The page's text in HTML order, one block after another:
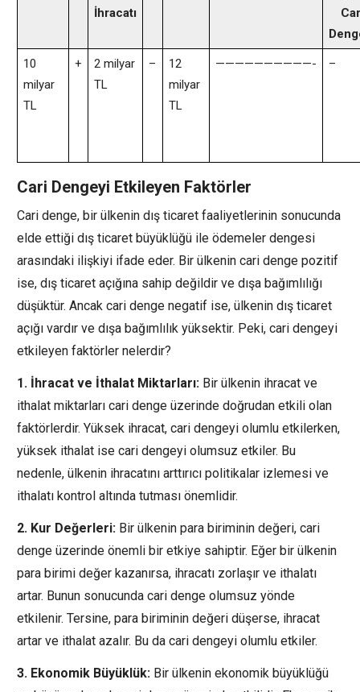
İhracatı
10
milyar
TL
+
2 milyar
TL
–
12
milyar
TL
——————————- –
Cari Dengeyi Etkileyen Faktörler
Cari denge, bir ülkenin dış ticaret faaliyetlerinin sonucunda
elde ettiği dış ticaret büyüklüğü ile ödemeler dengesi
arasındaki ilişkiyi ifade eder. Bir ülkenin cari denge pozitif
ise, dış ticaret açığına sahip değildir ve dışa bağımlılığı
düşüktür. Ancak cari denge negatif ise, ülkenin dış ticaret
açığı vardır ve dışa bağımlılık yüksektir. Peki, cari dengeyi
etkileyen faktörler nelerdir?
1. İhracat ve İthalat Miktarları: Bir ülkenin ihracat ve
ithalat miktarları cari denge üzerinde doğrudan etkili olan
faktörlerdir. Yüksek ihracat, cari dengeyi olumlu etkilerken,
yüksek ithalat ise cari dengeyi olumsuz etkiler. Bu
nedenle, ülkenin ihracatını arttırıcı politikalar izlemesi ve
ithalatı kontrol altında tutması önemlidir.
2. Kur Değerleri: Bir ülkenin para biriminin değeri, cari
denge üzerinde önemli bir etkiye sahiptir. Eğer bir ülkenin
para birimi değer kazanırsa, ihracatı zorlaşır ve ithalatı
artar. Bunun sonucunda cari denge olumsuz yönde
etkilenir. Tersine, para biriminin değeri düşerse, ihracat
artar ve ithalat azalır. Bu da cari dengeyi olumlu etkiler.
3. Ekonomik Büyüklük: Bir ülkenin ekonomik büyüklüğü